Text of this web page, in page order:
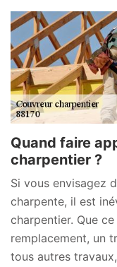
Quand faire
charpentier ?
Si vous envisagez
charpente, il est
charpentier. Que
remplacement, un
tous autres